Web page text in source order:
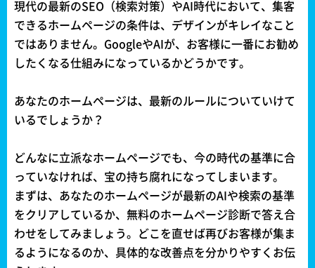
現代の最新のSEO（検索対策）やAI時代において、集客
できるホームページの条件は、デザインがキレイなこと
ではありません。GoogleやAIが、お客様に一番にお勧め
したくなる仕組みになっているかどうかです。
あなたのホームページは、最新のルールについていけて
いるでしょうか？
どんなに立派なホームページでも、今の時代の基準に合
っていなければ、宝の持ち腐れになってしまいます。
まずは、あなたのホームページが最新のAIや検索の基準
をクリアしているか、無料のホームページ診断で答え合
わせをしてみましょう。どこを直せば再びお客様が集ま
るようになるのか、具体的な改善点を分かりやすくお伝